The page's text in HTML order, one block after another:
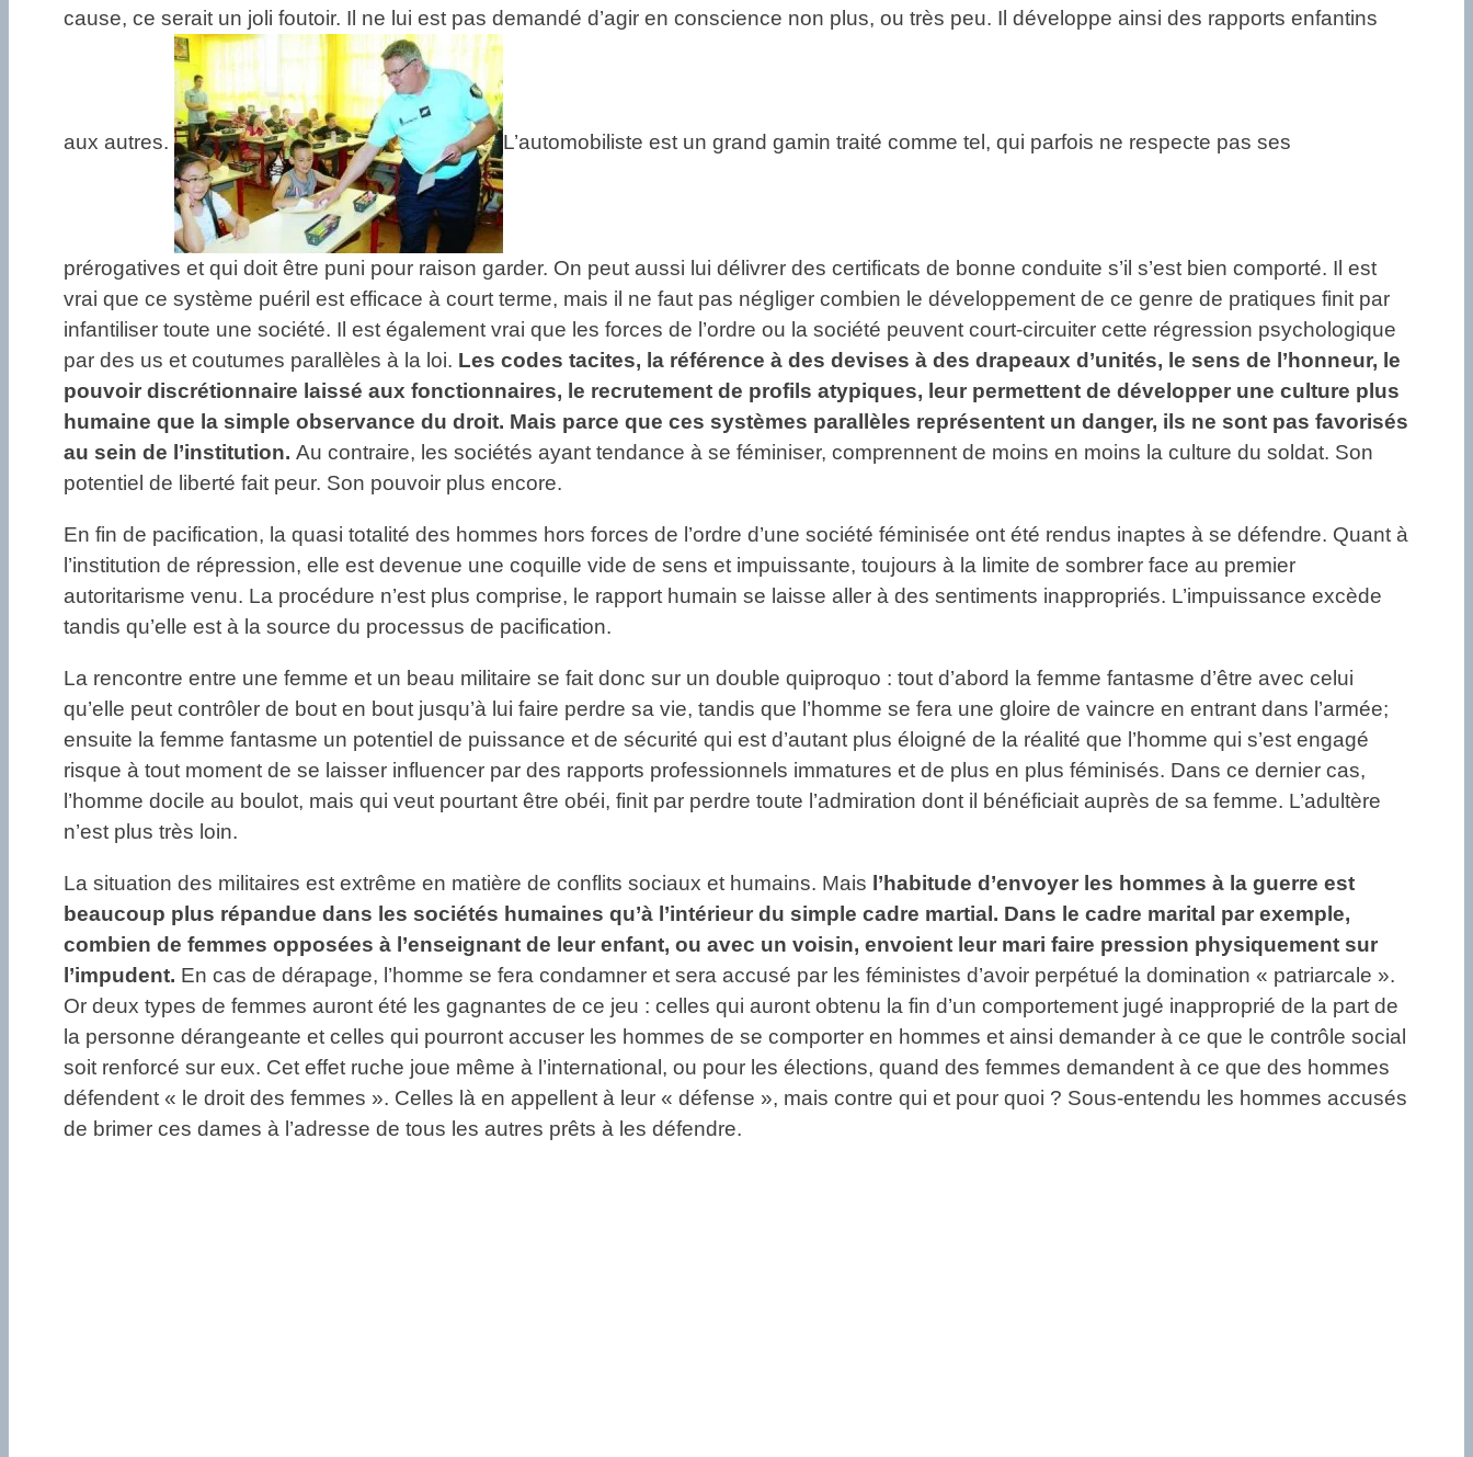
cause, ce serait un joli foutoir. Il ne lui est pas demandé d’agir en conscience non plus, ou très peu. Il développe ainsi des rapports enfantins
aux autres. L’automobiliste est un grand gamin traité comme tel, qui parfois ne respecte pas ses
prérogatives et qui doit être puni pour raison garder. On peut aussi lui délivrer des certificats de bonne conduite s’il s’est bien comporté. Il est
vrai que ce système puéril est efficace à court terme, mais il ne faut pas négliger combien le développement de ce genre de pratiques finit par
infantiliser toute une société. Il est également vrai que les forces de l’ordre ou la société peuvent court-circuiter cette régression psychologique
par des us et coutumes parallèles à la loi. Les codes tacites, la référence à des devises à des drapeaux d’unités, le sens de l’honneur, le
pouvoir discrétionnaire laissé aux fonctionnaires, le recrutement de profils atypiques, leur permettent de développer une culture plus
humaine que la simple observance du droit. Mais parce que ces systèmes parallèles représentent un danger, ils ne sont pas favorisés
au sein de l’institution. Au contraire, les sociétés ayant tendance à se féminiser, comprennent de moins en moins la culture du soldat. Son
potentiel de liberté fait peur. Son pouvoir plus encore.
En fin de pacification, la quasi totalité des hommes hors forces de l’ordre d’une société féminisée ont été rendus inaptes à se défendre. Quant à
l’institution de répression, elle est devenue une coquille vide de sens et impuissante, toujours à la limite de sombrer face au premier
autoritarisme venu. La procédure n’est plus comprise, le rapport humain se laisse aller à des sentiments inappropriés. L’impuissance excède
tandis qu’elle est à la source du processus de pacification.
La rencontre entre une femme et un beau militaire se fait donc sur un double quiproquo : tout d’abord la femme fantasme d’être avec celui
qu’elle peut contrôler de bout en bout jusqu’à lui faire perdre sa vie, tandis que l’homme se fera une gloire de vaincre en entrant dans l’armée;
ensuite la femme fantasme un potentiel de puissance et de sécurité qui est d’autant plus éloigné de la réalité que l’homme qui s’est engagé
risque à tout moment de se laisser influencer par des rapports professionnels immatures et de plus en plus féminisés. Dans ce dernier cas,
l’homme docile au boulot, mais qui veut pourtant être obéi, finit par perdre toute l’admiration dont il bénéficiait auprès de sa femme. L’adultère
n’est plus très loin.
La situation des militaires est extrême en matière de conflits sociaux et humains. Mais l’habitude d’envoyer les hommes à la guerre est
beaucoup plus répandue dans les sociétés humaines qu’à l’intérieur du simple cadre martial. Dans le cadre marital par exemple,
combien de femmes opposées à l’enseignant de leur enfant, ou avec un voisin, envoient leur mari faire pression physiquement sur
l’impudent. En cas de dérapage, l’homme se fera condamner et sera accusé par les féministes d’avoir perpétué la domination « patriarcale ».
Or deux types de femmes auront été les gagnantes de ce jeu : celles qui auront obtenu la fin d’un comportement jugé inapproprié de la part de
la personne dérangeante et celles qui pourront accuser les hommes de se comporter en hommes et ainsi demander à ce que le contrôle social
soit renforcé sur eux. Cet effet ruche joue même à l’international, ou pour les élections, quand des femmes demandent à ce que des hommes
défendent « le droit des femmes ». Celles là en appellent à leur « défense », mais contre qui et pour quoi ? Sous-entendu les hommes accusés
de brimer ces dames à l’adresse de tous les autres prêts à les défendre.